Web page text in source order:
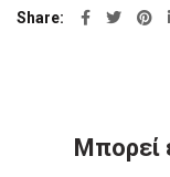
Share
Μπορεί